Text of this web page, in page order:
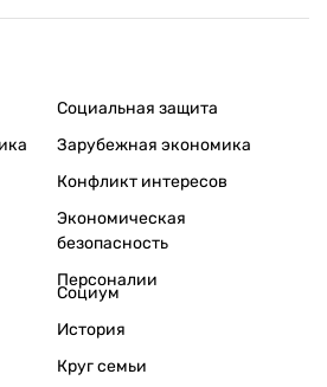
Социальная защита
Зарубежная экономика
Конфликт интересов
Экономическая
безопасность
Персоналии
Социум
История
Круг семьи